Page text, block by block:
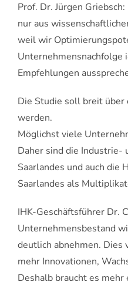
Prof. Dr. Jürgen
nur aus
weil wir
Unternehmensnachfolge
Empfehlungen
Die Studie soll breit über
werden.
Möglichst viele
Daher sind die Industrie-
Saarlandes und auch die
Saarlandes als
IHK-Geschäftsführer Dr.
Unternehmensbestand
deutlich abnehmen. Dies
mehr Innovationen,
Deshalb braucht es mehr